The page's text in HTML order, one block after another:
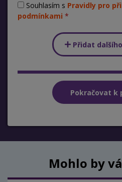
Souhlasím s Pravidly pro
podmínkami
Přidat
Mohlo by